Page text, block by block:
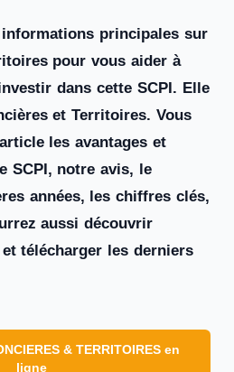
principales sur
pour vous aider à
dans cette SCPI. Elle
et Territoires. Vous
les avantages et
SCPI, notre avis, le
années, les chiffres clés,
aussi découvrir
télécharger les derniers
& TERRITOIRES en
ligne